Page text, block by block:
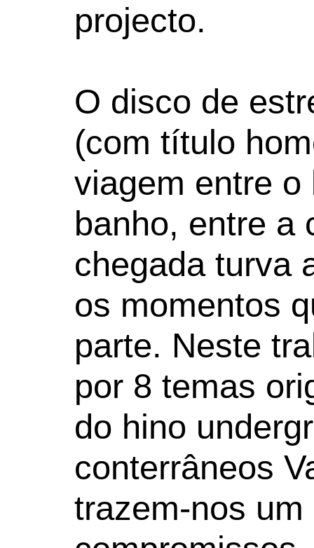
projecto.
O disco de
(com título
viagem entre
banho, entre a
chegada turva
os momentos
parte. Neste
por 8 temas
do hino
conterrâneos
trazem-nos